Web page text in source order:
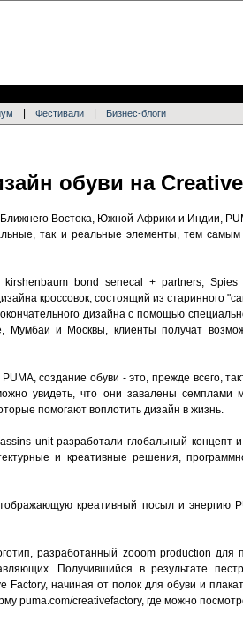
Фестивали Бизнес-блоги
обуви на
Востока, Южной Африки и Индии,
так и реальные элементы, тем самым
bond senecal + partners,
кроссовок, состоящий из старинного
дизайна с помощью
Мумбаи и Москвы, клиенты получат
создание обуви - это, прежде всего,
увидеть, что они завалены семплами
помогают воплотить дизайн в жизнь.
unit разработали глобальный концепт
и креативные решения,
креативный посыл и энергию
разработанный zooom production для
Получившийся в результате
начиная от полок для обуви и
puma.com/creativefactory, где можно